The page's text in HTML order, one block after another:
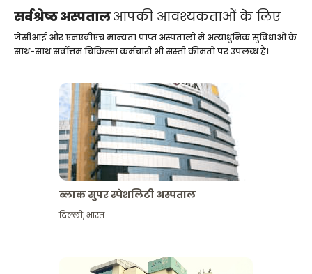
सर्वश्रेष्ठ अस्पतालआपकी आवश्यकताओं के लिए
जेसीआई और एनएबीएच मान्यता प्राप्त अस्पतालों में अत्याधुनिक सुविधाओं के
साथ-साथ सर्वोत्तम चिकित्सा कर्मचारी भी सस्ती कीमतों पर उपलब्ध हैं।
ब्लाक सुपर स्पेशलिटी अस्पताल
दिल्ली,भारत